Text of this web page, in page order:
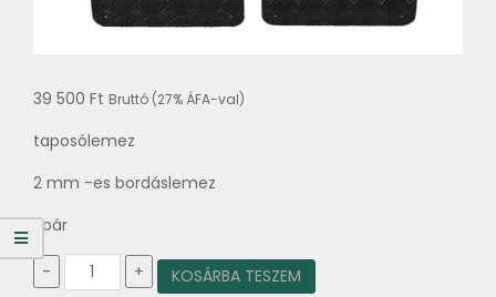
39 500 Ft Bruttó (27% ÁFA-val)
taposólemez
2 mm -es bordáslemez
1 pár
-
Alumínium
bordáslemez
+ KOSÁRBA TESZEM